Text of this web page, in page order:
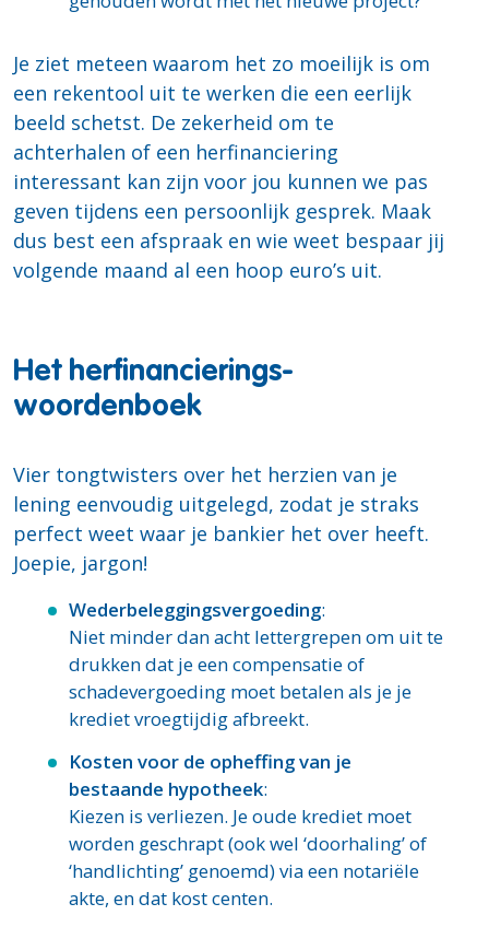
Je ziet meteen waarom het zo moeilijk is om
een rekentool uit te werken die een eerlijk
beeld schetst. De zekerheid om te
achterhalen of een herfinanciering
interessant kan zijn voor jou kunnen we pas
geven tijdens een persoonlijk gesprek. Maak
dus best een afspraak en wie weet bespaar jij
volgende maand al een hoop euro’s uit.
Het herfinancierings-
woordenboek
Vier tongtwisters over het herzien van je
lening eenvoudig uitgelegd, zodat je straks
perfect weet waar je bankier het over heeft.
Joepie, jargon!
Wederbeleggingsvergoeding:
Niet minder dan acht lettergrepen om uit te
drukken dat je een compensatie of
schadevergoeding moet betalen als je je
krediet vroegtijdig afbreekt.
Kosten voor de opheffing van je
bestaande hypotheek:
Kiezen is verliezen. Je oude krediet moet
worden geschrapt (ook wel ‘doorhaling’ of
‘handlichting’ genoemd) via een notariële
akte, en dat kost centen.